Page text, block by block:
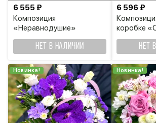
Композиция
«Неравнодушие»
6 555 ₽
НЕТ В НАЛИЧИИ
коробке
6 596 ₽
НЕТ
Новинка! Новинка!